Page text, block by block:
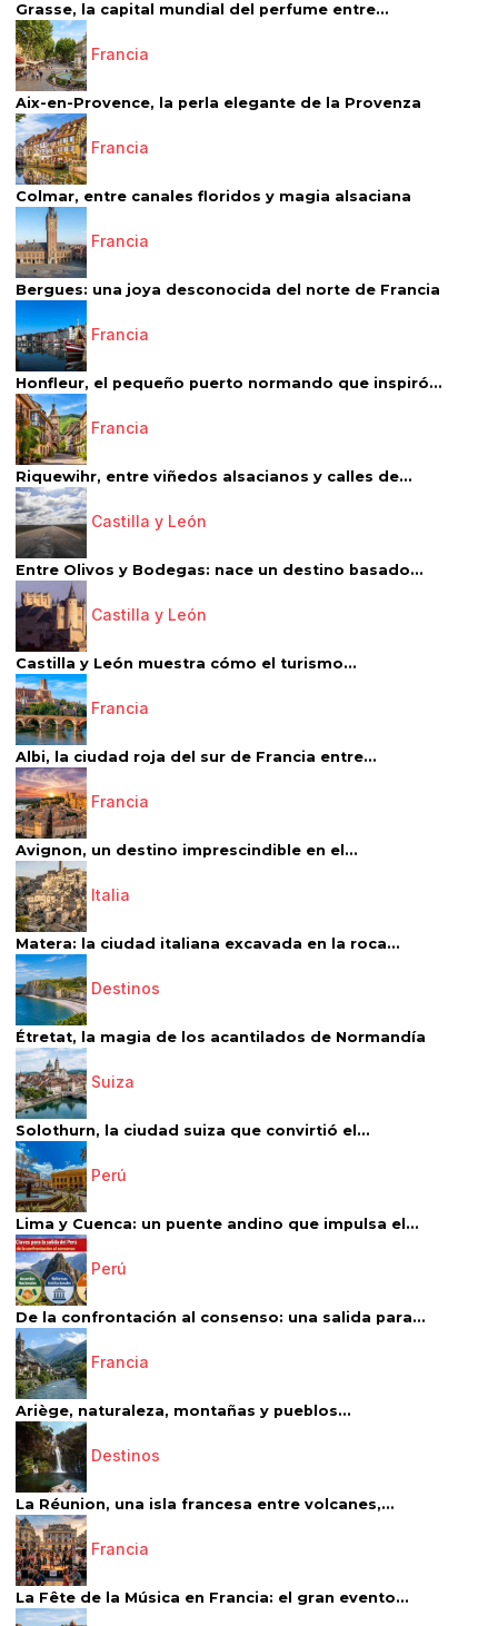
Grasse, la capital mundial del perfume entre...
Francia
Aix-en-Provence, la perla elegante de la Provenza
Francia
Colmar, entre canales floridos y magia alsaciana
Francia
Bergues: una joya desconocida del norte de Francia
Francia
Honfleur, el pequeño puerto normando que inspiró...
Francia
Riquewihr, entre viñedos alsacianos y calles de...
Castilla y León
Entre Olivos y Bodegas: nace un destino basado...
Castilla y León
Castilla y León muestra cómo el turismo...
Francia
Albi, la ciudad roja del sur de Francia entre...
Francia
Avignon, un destino imprescindible en el...
Italia
Matera: la ciudad italiana excavada en la roca...
Destinos
Étretat, la magia de los acantilados de Normandía
Suiza
Solothurn, la ciudad suiza que convirtió el...
Perú
Lima y Cuenca: un puente andino que impulsa el...
Perú
De la confrontación al consenso: una salida para...
Francia
Ariège, naturaleza, montañas y pueblos...
Destinos
La Réunion, una isla francesa entre volcanes,...
Francia
La Fête de la Música en Francia: el gran evento...